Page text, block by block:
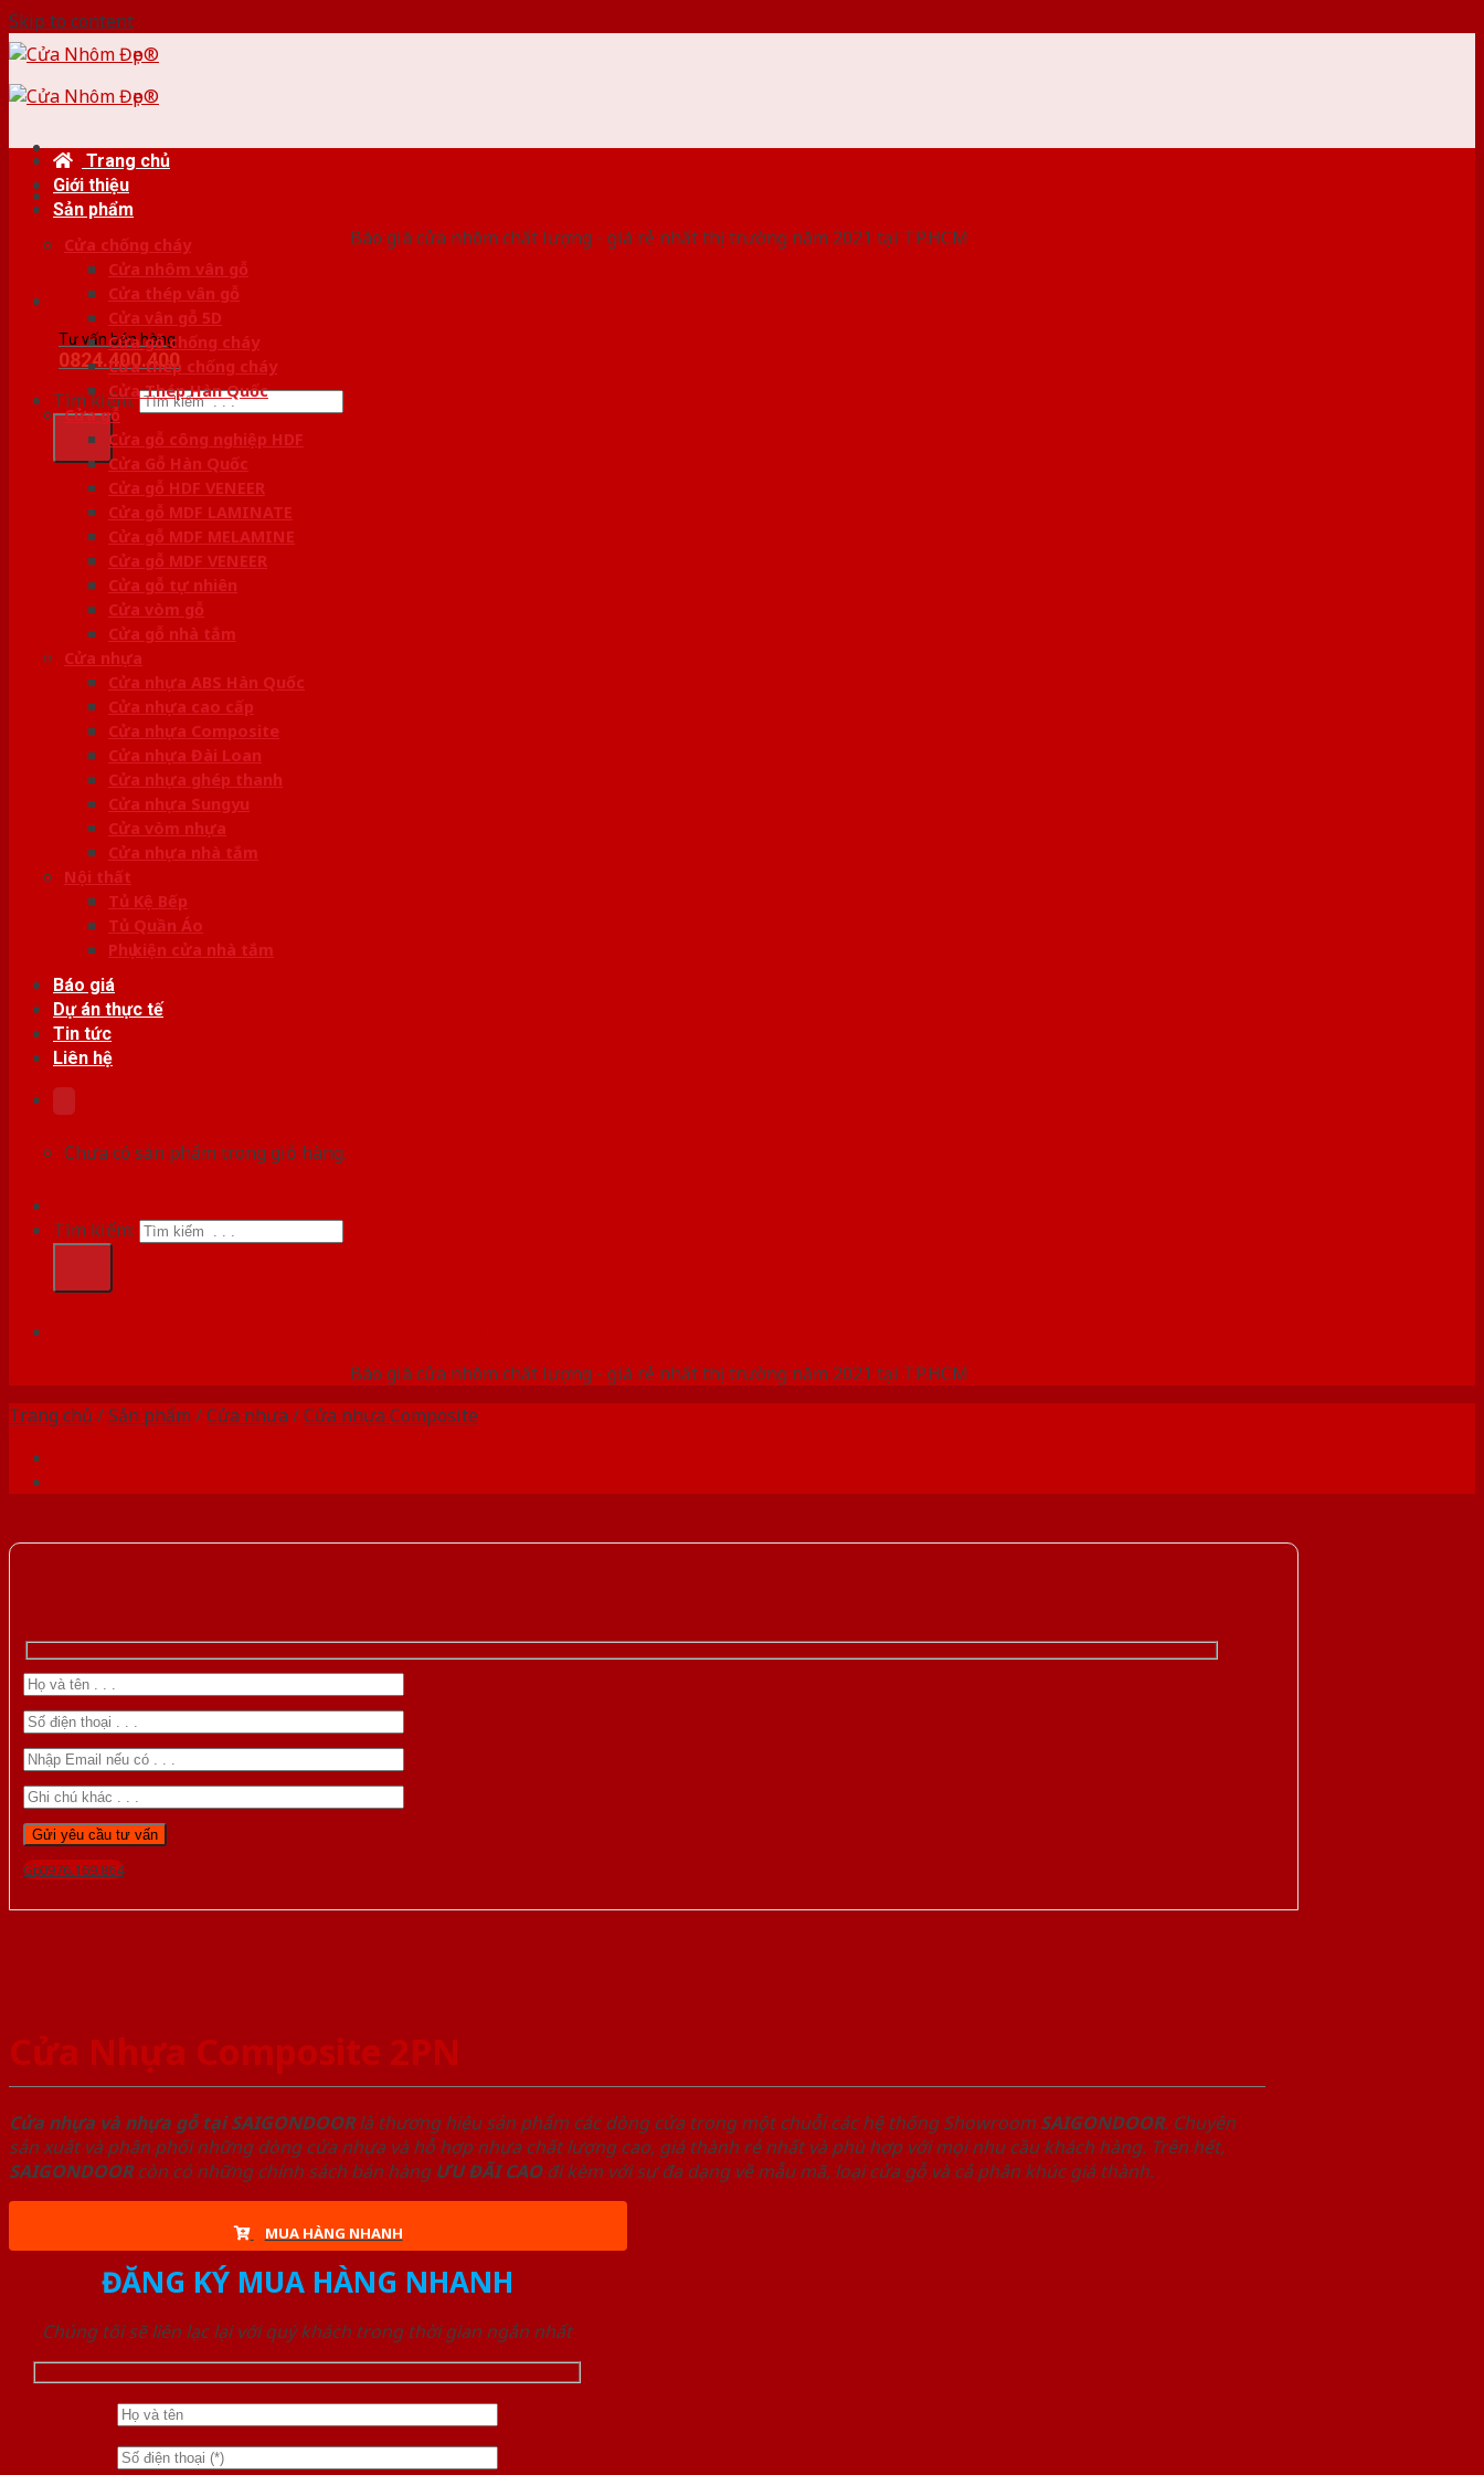
Skip to content
Báo giá cửa nhôm chất lượng - giá rẻ nhất thị trường năm 2021 tại TP.HCM
Tư vấn bán hàng
0824.400.400
Tìm kiếm:
Trang chủ
Giới thiệu
Sản phẩm
Cửa chống cháy
Cửa nhôm vân gỗ
Cửa thép vân gỗ
Cửa vân gỗ 5D
Cửa gỗ chống cháy
Cửa thép chống cháy
Cửa Thép Hàn Quốc
Cửa gỗ
Cửa gỗ công nghiệp HDF
Cửa Gỗ Hàn Quốc
Cửa gỗ HDF VENEER
Cửa gỗ MDF LAMINATE
Cửa gỗ MDF MELAMINE
Cửa gỗ MDF VENEER
Cửa gỗ tự nhiên
Cửa vòm gỗ
Cửa gỗ nhà tắm
Cửa nhựa
Cửa nhựa ABS Hàn Quốc
Cửa nhựa cao cấp
Cửa nhựa Composite
Cửa nhựa Đài Loan
Cửa nhựa ghép thanh
Cửa nhựa Sungyu
Cửa vòm nhựa
Cửa nhựa nhà tắm
Nội thất
Tủ Kệ Bếp
Tủ Quần Áo
Phụ kiện cửa nhà tắm
Báo giá
Dự án thực tế
Tin tức
Liên hệ
Chưa có sản phẩm trong giỏ hàng.
Tìm kiếm:
Báo giá cửa nhôm chất lượng - giá rẻ nhất thị trường năm 2021 tại TP.HCM
Trang chủ /Sản phẩm /Cửa nhựa /Cửa nhựa Composite
Gọi 0976.169.864
Cửa Nhựa Composite 2PN
Cửa nhựa và nhựa gỗ tại SAIGONDOORlà thương hiệu sản phẩm các dòng cửa trong một chuỗi các hệ thống Showroom SAIGONDOOR. Chuyên
sản xuất và phân phối những dòng cửa nhựa và hỗ hợp nhựa chất lượng cao, giá thành rẻ nhất và phù hợp với mọi nhu cầu khách hàng. Trên hết,
SAIGONDOORcòn có những chính sách bán hàng ƯU ĐÃI CAOđi kèm với sự đa dạng về mẫu mã, loại cửa gỗ và cả phân khúc giá thành.
MUA HÀNG NHANH
ĐĂNG KÝ MUA HÀNG NHANH
Chúng tôi sẽ liên lạc lại với quý khách trong thời gian ngắn nhất